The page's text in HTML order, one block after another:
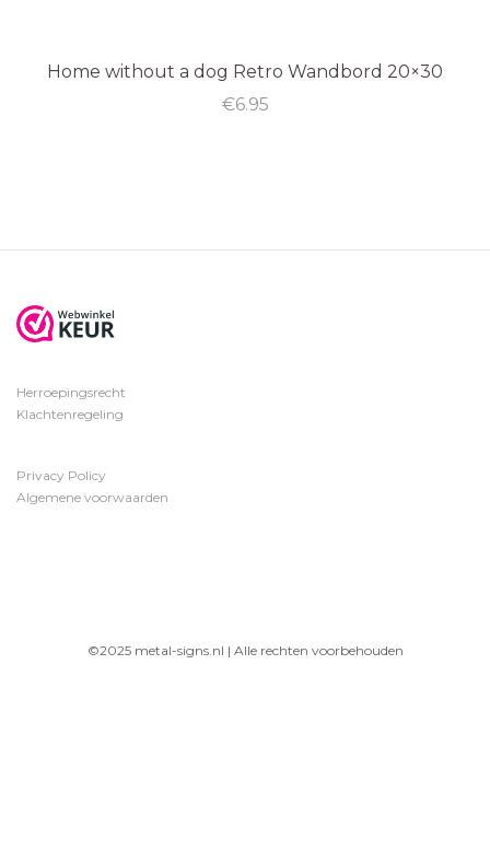
Home without a dog Retro Wandbord 20×30
€6.95
Herroepingsrecht
Klachtenregeling
Privacy Policy
Algemene voorwaarden
©2025 metal-signs.nl | Alle rechten voorbehouden